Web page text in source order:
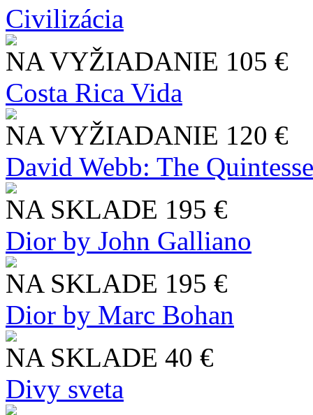
Civilizácia
NA VYŽIADANIE 105 €
Costa Rica Vida
NA VYŽIADANIE 120 €
David Webb: The
NA SKLADE 195 €
Dior by John Galliano
NA SKLADE 195 €
Dior by Marc Bohan
NA SKLADE 40 €
Divy sveta